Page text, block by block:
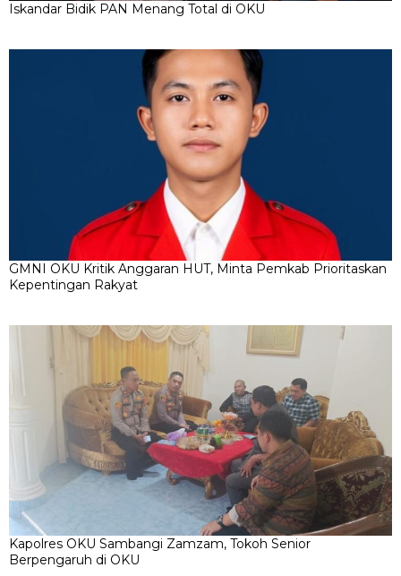
Iskandar Bidik PAN Menang Total di OKU
GMNI OKU Kritik Anggaran HUT, Minta Pemkab Prioritaskan
Kepentingan Rakyat
Kapolres OKU Sambangi Zamzam, Tokoh Senior
Berpengaruh di OKU